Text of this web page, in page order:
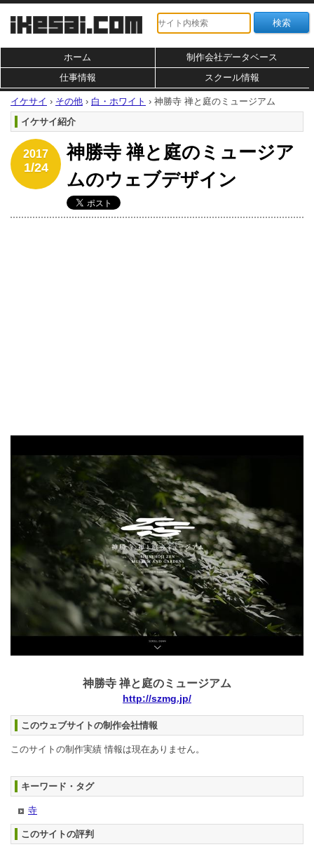
ホーム
制作会社データベース
仕事情報
スクール情報
イケサイ › その他 › 白・ホワイト › 神勝寺 禅と庭のミュージアム
イケサイ紹介
2017
1/24
神勝寺 禅と庭のミュージア
ムのウェブデザイン
神勝寺 禅と庭のミュージアム
http://szmg.jp/
このウェブサイトの制作会社情報
このサイトの制作実績 情報は現在ありません。
キーワード・タグ
寺
このサイトの評判